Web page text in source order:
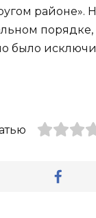
районе».
порядке,
было